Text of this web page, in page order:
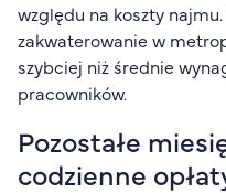
względu na koszty
zakwaterowanie w
szybciej niż średnie
pracowników.
Pozostałe
codzienne